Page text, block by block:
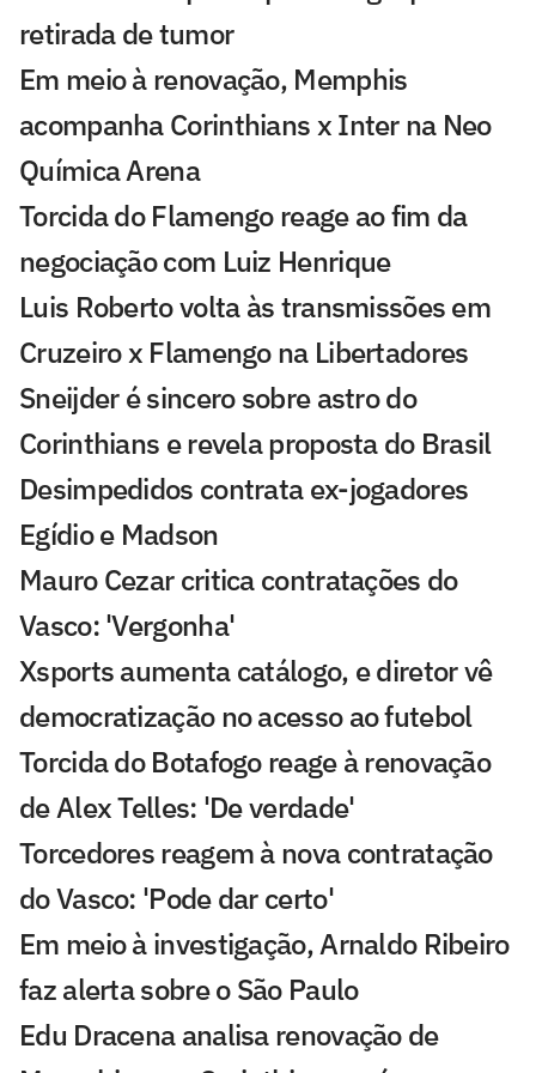
retirada de tumor
Em meio à renovação, Memphis
acompanha Corinthians x Inter na Neo
Química Arena
Torcida do Flamengo reage ao fim da
negociação com Luiz Henrique
Luis Roberto volta às transmissões em
Cruzeiro x Flamengo na Libertadores
Sneijder é sincero sobre astro do
Corinthians e revela proposta do Brasil
Desimpedidos contrata ex-jogadores
Egídio e Madson
Mauro Cezar critica contratações do
Vasco: 'Vergonha'
Xsports aumenta catálogo, e diretor vê
democratização no acesso ao futebol
Torcida do Botafogo reage à renovação
de Alex Telles: 'De verdade'
Torcedores reagem à nova contratação
do Vasco: 'Pode dar certo'
Em meio à investigação, Arnaldo Ribeiro
faz alerta sobre o São Paulo
Edu Dracena analisa renovação de